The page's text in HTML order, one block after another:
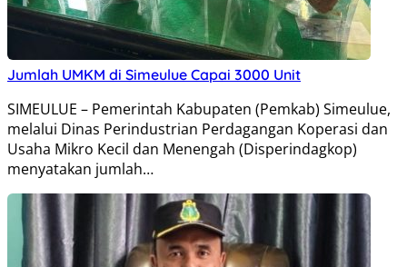
Jumlah UMKM di Simeulue Capai 3000 Unit
SIMEULUE – Pemerintah Kabupaten (Pemkab) Simeulue,
melalui Dinas Perindustrian Perdagangan Koperasi dan
Usaha Mikro Kecil dan Menengah (Disperindagkop)
menyatakan jumlah…